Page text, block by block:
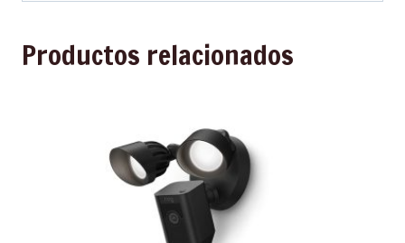
Productos relacionados